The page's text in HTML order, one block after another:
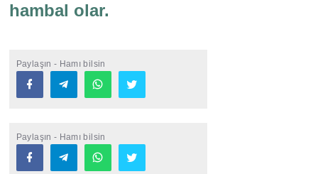
hambal olar.
Paylaşın - Hamı bilsin
Paylaşın - Hamı bilsin